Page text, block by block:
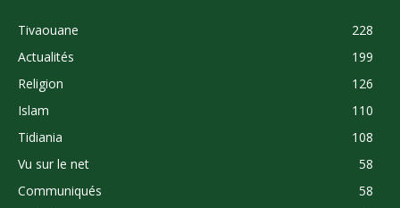
Tivaouane
228
Actualités
199
Religion
126
Islam
110
Tidiania
108
Vu sur le net
58
Communiqués
58